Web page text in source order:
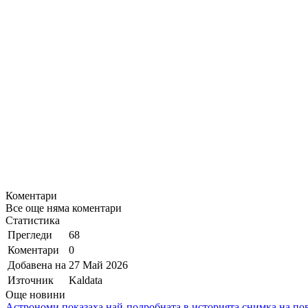
Коментари
Все още няма коментари
Статистика
Прегледи
68
Коментари
0
Добавена на 27 Май 2026
Източник
Kaldata
Още новини